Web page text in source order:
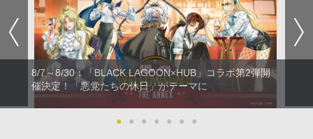
8/7～8/30：「BLACK LAGOON×HUB」コラボ第2弾開
催決定！「悪党たちの休日」がテーマに
● ● ● ● ● ● ●